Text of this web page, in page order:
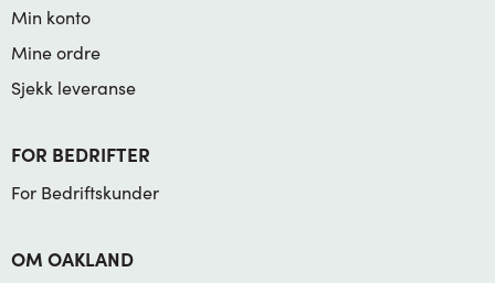
Min konto
Mine ordre
Sjekk leveranse
FOR BEDRIFTER
For Bedriftskunder
OM OAKLAND